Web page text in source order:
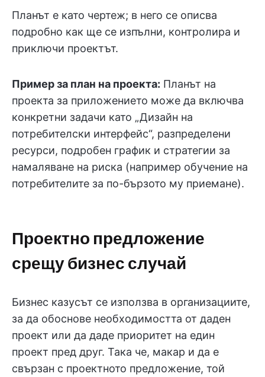
Планът е като чертеж; в него се описва
подробно как ще се изпълни, контролира и
приключи проектът.
Пример за план на проекта: Планът на
проекта за приложението може да включва
конкретни задачи като „Дизайн на
потребителски интерфейс“, разпределени
ресурси, подробен график и стратегии за
намаляване на риска (например обучение на
потребителите за по-бързото му приемане).
Проектно предложение
срещу бизнес случай
Бизнес казусът се използва в организациите,
за да обоснове необходимостта от даден
проект или да даде приоритет на един
проект пред друг. Така че, макар и да е
свързан с проектното предложение, той